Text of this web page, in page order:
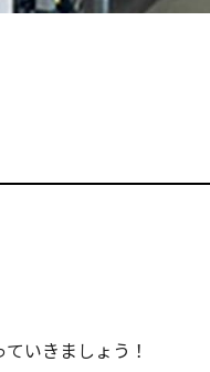
いきましょう！